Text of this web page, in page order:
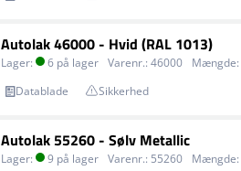
Autolak 46000 - Hvid (RAL 1013)
Lager: 6 på lager Varenr.: 46000 Mængde:
Datablade
Sikkerhed
Autolak 55260 - Sølv Metallic
Lager: 9 på lager Varenr.: 55260 Mængde: